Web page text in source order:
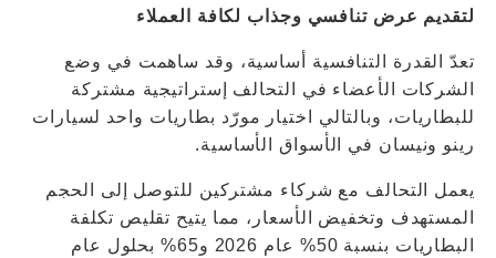
لتقديم عرض تنافسي وجذاب لكافة العملاء
تعدّ القدرة التنافسية أساسية، وقد ساهمت في وضع
الشركات الأعضاء في التحالف إستراتيجية مشتركة
للبطاريات، وبالتالي اختيار مورّد بطاريات واحد لسيارات
رينو ونيسان في الأسواق الأساسية.
يعمل التحالف مع شركاء مشتركين للتوصل إلى الحجم
المستهدف وتخفيض الأسعار، مما يتيح تقليص تكلفة
البطاريات بنسبة 50% عام 2026 و65% بحلول عام